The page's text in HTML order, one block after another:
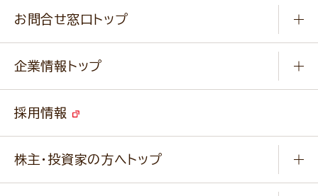
みなさまのレシピはこちら
ふっくらパンをつくりましょう
キャンペーン
ニップンの アマニ 業務用サイト
ベジカフェブランドサイト
お問合せ窓口トップ
改善事例
業務用商品のお問合せ
企業情報トップ
事業紹介
採用情報
株主・投資家の方へトップ